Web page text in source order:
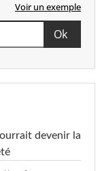
Voir un exemple
devenir la